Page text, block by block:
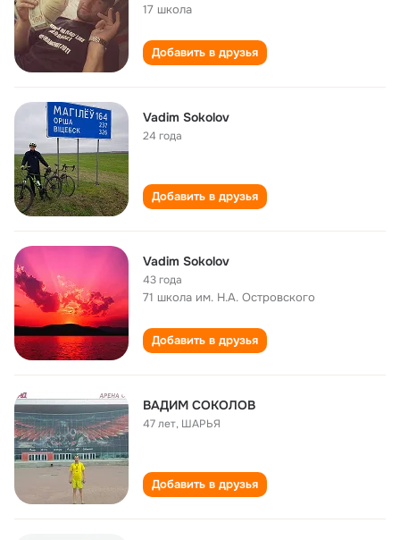
17 школа
Добавить в друзья
Vadim Sokolov
24 года
Добавить в друзья
Vadim Sokolov
43 года
71 школа им. Н.А. Островского
Добавить в друзья
ВАДИМ СОКОЛОВ
47 лет, ШАРЬЯ
Добавить в друзья